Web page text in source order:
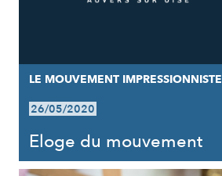
LE MOUVEMENT IMPRESSIONNISTE
26/05/2020
Eloge du mouvement